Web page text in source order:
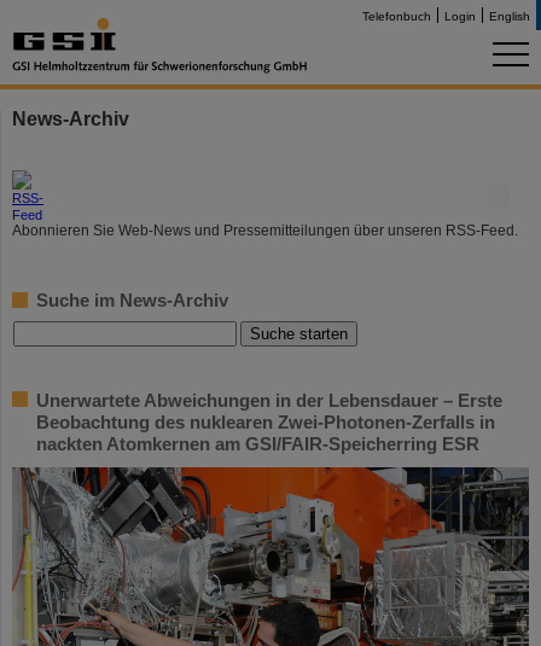
Telefonbuch Login English
News-Archiv
Abonnieren Sie Web-News und Pressemitteilungen über unseren RSS-Feed.
Suche im News-Archiv
Unerwartete Abweichungen in der Lebensdauer – Erste
Beobachtung des nuklearen Zwei-Photonen-Zerfalls in
nackten Atomkernen am GSI/FAIR-Speicherring ESR